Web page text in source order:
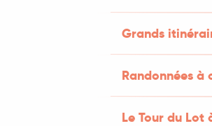
Grands
Randonnées
Le Tour du Lot